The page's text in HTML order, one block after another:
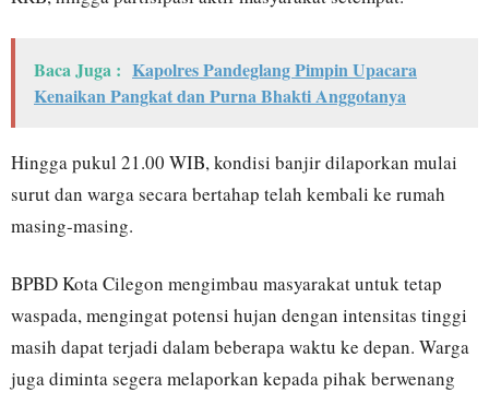
Baca Juga : Kapolres Pandeglang Pimpin Upacara
Kenaikan Pangkat dan Purna Bhakti Anggotanya
Hingga pukul 21.00 WIB, kondisi banjir dilaporkan mulai
surut dan warga secara bertahap telah kembali ke rumah
masing-masing.
BPBD Kota Cilegon mengimbau masyarakat untuk tetap
waspada, mengingat potensi hujan dengan intensitas tinggi
masih dapat terjadi dalam beberapa waktu ke depan. Warga
juga diminta segera melaporkan kepada pihak berwenang